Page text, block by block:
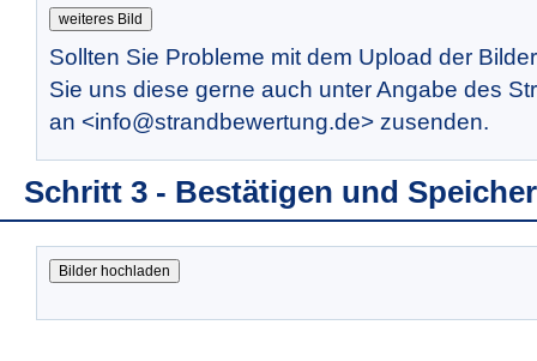
Sollten Sie Probleme mit dem Upload der
Sie uns diese gerne auch unter Angabe des
an <info@strandbewertung.de> zusenden.
Schritt 3 - Bestätigen und